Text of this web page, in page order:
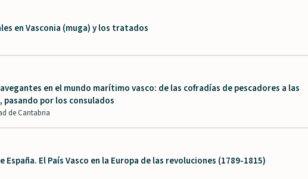
en Vasconia (muga) y los tratados
en el mundo marítimo vasco: de las cofradías de pescadores a las
por los consulados
de Cantabria
España. El País Vasco en la Europa de las revoluciones (1789-1815)